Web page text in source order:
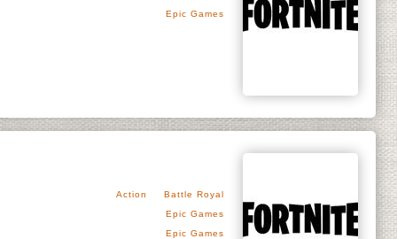
Epic Games
Action
Battle Royal
Epic Games
Epic Games